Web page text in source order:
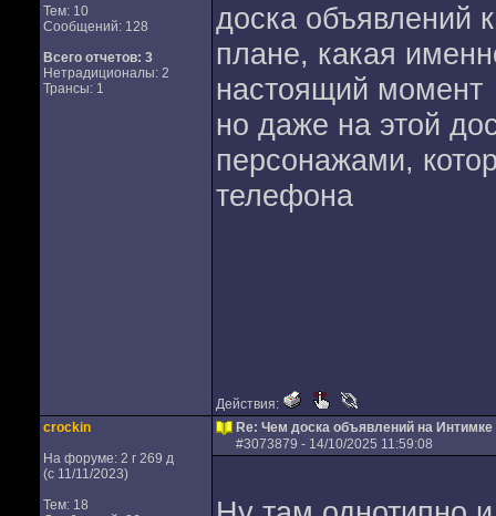
Тем: 10
Сообщений: 128
Всего отчетов: 3
Нетрадиционалы: 2
Трансы: 1
доска объявлений
плане, какая
настоящий момент
но даже на этой
персонажами,
телефона
Действия:
crockin
На форуме: 2 г 269 д
(с 11/11/2023)
Тем: 18
Re: Чем доска объявлений на Интимке
#3073879 - 14/10/2025 11:59:08